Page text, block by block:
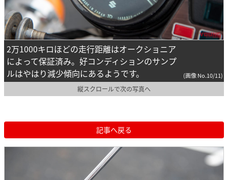
2万1000キロほどの走行距離はオークショニア
によって保証済み。好コンディションのサンプ
ルはやはり減少傾向にあるようです。
(画像 No.10/11)
縦スクロールで次の写真へ
記事へ戻る